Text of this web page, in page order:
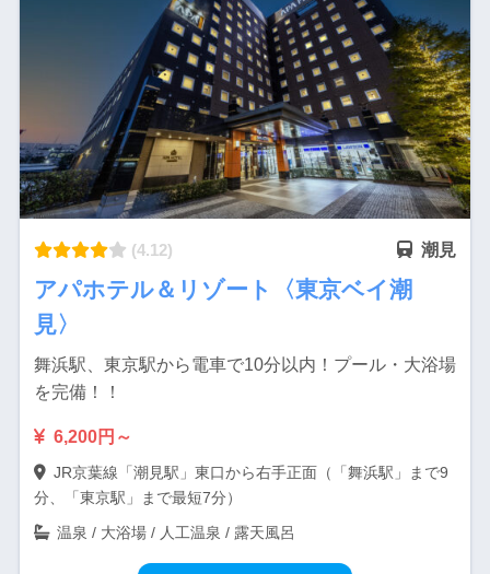
(4.12) 潮見
アパホテル＆リゾート〈東京ベイ潮
見〉
舞浜駅、東京駅から電車で10分以内！プール・大浴場
を完備！！
6,200円～
JR京葉線「潮見駅」東口から右手正面（「舞浜駅」まで9
分、「東京駅」まで最短7分）
温泉 / 大浴場 / 人工温泉 / 露天風呂